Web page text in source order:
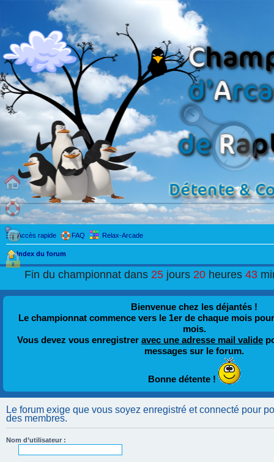
Accès rapide FAQ Relax-Arcade
Index du forum
Fin du championnat dans25 jours20 heures43
Bienvenue chez les déjantés !
Le championnat commence vers le 1er de chaque mois
mois.
Vous devez vous enregistrer avec une adresse mail valide
messages sur le forum.
Bonne détente !
Le forum exige que vous soyez enregistré et connecté pour
des membres.
Nom d’utilisateur :